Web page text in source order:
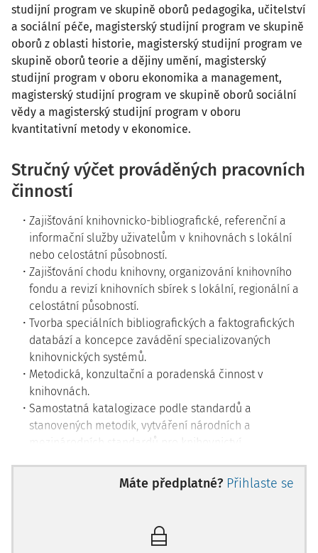
studijní program ve skupině oborů pedagogika, učitelství
a sociální péče, magisterský studijní program ve skupině
oborů z oblasti historie, magisterský studijní program ve
skupině oborů teorie a dějiny umění, magisterský
studijní program v oboru ekonomika a management,
magisterský studijní program ve skupině oborů sociální
vědy a magisterský studijní program v oboru
kvantitativní metody v ekonomice.
Stručný výčet prováděných pracovních
činností
Zajišťování knihovnicko-bibliografické, referenční a
informační služby uživatelům v knihovnách s lokální
nebo celostátní působností.
Zajišťování chodu knihovny, organizování knihovního
fondu a revizí knihovních sbírek s lokální, regionální a
celostátní působností.
Tvorba speciálních bibliografických a faktografických
databází a koncepce zavádění specializovaných
knihovnických systémů.
Metodická, konzultační a poradenská činnost v
knihovnách.
Samostatná katalogizace podle standardů a
stanovených metodik, vytváření národních a
mezinárodních standardů pro knihovnictví.
studoven v knihovnách s celostátní působností.
Zajišťování vnitrostátních a mezinárodních
Analytická činnost a zpracování souborných katalogů
Máte předplatné? Přihlaste se